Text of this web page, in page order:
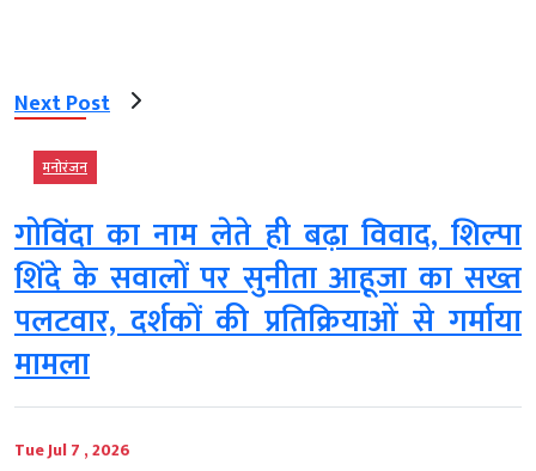
Next Post
मनोरंजन
गोविंदा का नाम लेते ही बढ़ा विवाद, शिल्पा
शिंदे के सवालों पर सुनीता आहूजा का सख्त
पलटवार, दर्शकों की प्रतिक्रियाओं से गर्माया
मामला
Tue Jul 7 , 2026